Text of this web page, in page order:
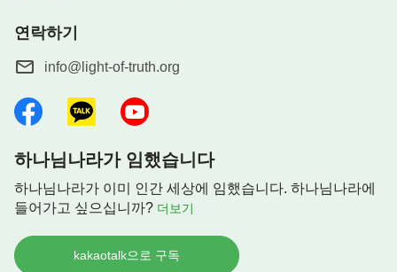
연락하기
info@light-of-truth.org
하나님나라가 임했습니다
하나님나라가 이미 인간 세상에 임했습니다. 하나님나라에
들어가고 싶으십니까? 더보기
kakaotalk으로 구독